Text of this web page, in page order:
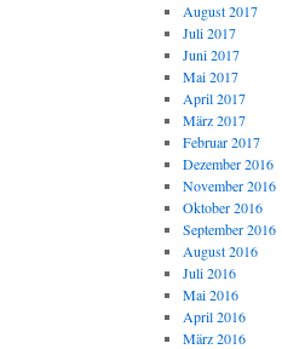
August 2017
Juli 2017
Juni 2017
Mai 2017
April 2017
März 2017
Februar 2017
Dezember 2016
November 2016
Oktober 2016
September 2016
August 2016
Juli 2016
Mai 2016
April 2016
März 2016